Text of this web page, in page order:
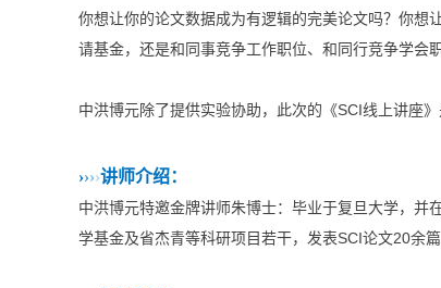
你想让你的论文数据成为有逻辑的完美论文吗？你想
请基金，还是和同事竞争工作职位、和同行竞争学会
中洪博元除了提供实验协助，此次的《SCI线上讲座
››››讲师介绍：
中洪博元特邀金牌讲师朱博士：毕业于复旦大学，并
学基金及省杰青等科研项目若干，发表SCI论文20余篇